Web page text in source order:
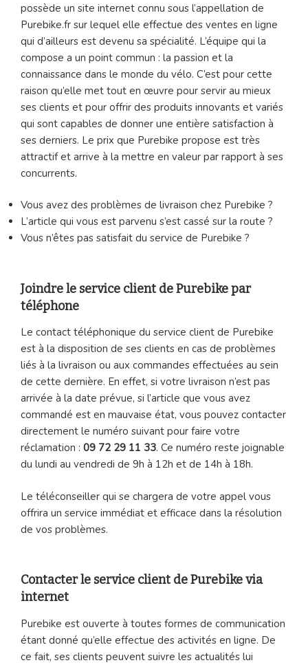
possède un site internet connu sous l’appellation de
Purebike.fr sur lequel elle effectue des ventes en ligne
qui d’ailleurs est devenu sa spécialité. L’équipe qui la
compose a un point commun : la passion et la
connaissance dans le monde du vélo. C’est pour cette
raison qu’elle met tout en œuvre pour servir au mieux
ses clients et pour offrir des produits innovants et variés
qui sont capables de donner une entière satisfaction à
ses derniers. Le prix que Purebike propose est très
attractif et arrive à la mettre en valeur par rapport à ses
concurrents.
Vous avez des problèmes de livraison chez Purebike ?
L’article qui vous est parvenu s’est cassé sur la route ?
Vous n’êtes pas satisfait du service de Purebike ?
Joindre le service client de Purebike par
téléphone
Le contact téléphonique du service client de Purebike
est à la disposition de ses clients en cas de problèmes
liés à la livraison ou aux commandes effectuées au sein
de cette dernière. En effet, si votre livraison n’est pas
arrivée à la date prévue, si l’article que vous avez
commandé est en mauvaise état, vous pouvez contacter
directement le numéro suivant pour faire votre
réclamation : 09 72 29 11 33. Ce numéro reste joignable
du lundi au vendredi de 9h à 12h et de 14h à 18h.
Le téléconseiller qui se chargera de votre appel vous
offrira un service immédiat et efficace dans la résolution
de vos problèmes.
Contacter le service client de Purebike via
internet
Purebike est ouverte à toutes formes de communication
étant donné qu’elle effectue des activités en ligne. De
ce fait, ses clients peuvent suivre les actualités lui